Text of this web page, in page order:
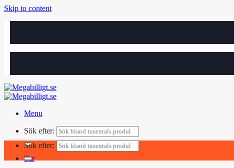
Skip to content
Menu
Sök efter:
0kr
Sök efter: